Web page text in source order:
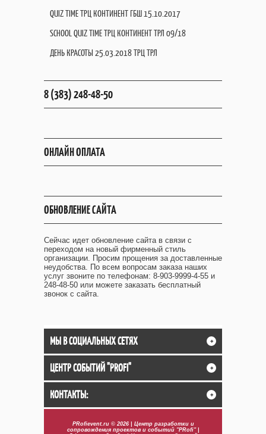
QUIZ TIME ТРЦ КОНТИНЕНТ ГБШ 15.10.2017
SCHOOL QUIZ TIME ТРЦ КОНТИНЕНТ ТРЛ 09/18
ДЕНЬ КРАСОТЫ 25.03.2018 ТРЦ ТРЛ
8 (383) 248-48-50
ОНЛАЙН ОПЛАТА
ОБНОВЛЕНИЕ САЙТА
Сейчас идет обновление сайта в связи с
переходом на новый фирменный стиль
организации. Просим прощения за доставленные
неудобства. По всем вопросам заказа наших
услуг звоните по телефонам: 8-903-9999-4-55 и
248-48-50 или можете заказать бесплатный
звонок с сайта.
МЫ В СОЦИАЛЬНЫХ СЕТЯХ +
ЦЕНТР СОБЫТИЙ "PROFI" +
КОНТАКТЫ: +
PRofievent.ru © 2026 | Центр разработки и
сопровождения проектов и событий "PRofi" |